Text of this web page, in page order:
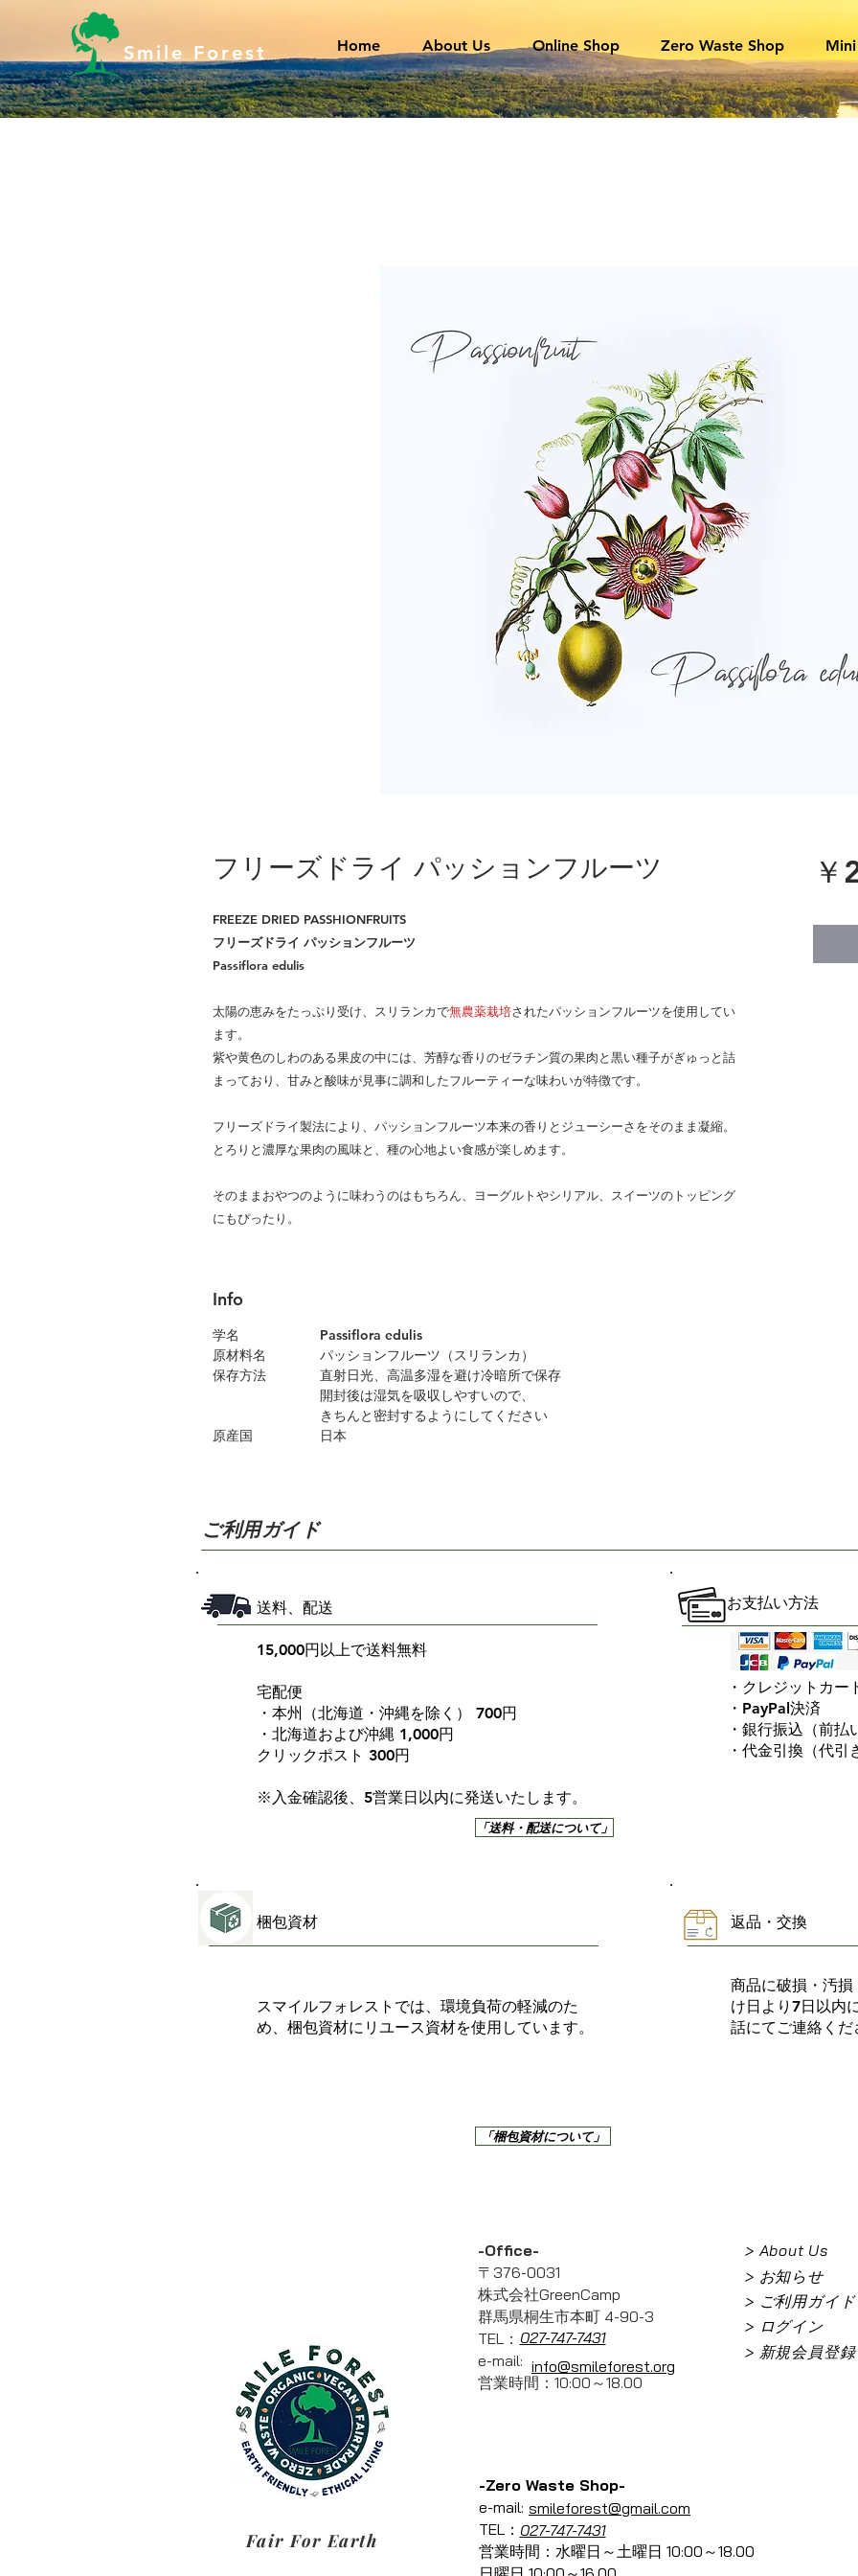
Smile Forest Home About Us Online Shop Zero Waste Shop
フリーズドライ パッションフルーツ
FREEZE DRIED PASSHIONFRUITS
フリーズドライ パッションフルーツ
Passiflora edulis
太陽の恵みをたっぷり受け、スリランカで無農薬栽培されたパッションフルーツを使用してい
ます。
紫や黄色のしわのある果皮の中には、芳醇な香りのゼラチン質の果肉と黒い種子がぎゅっと詰
まっており、甘みと酸味が見事に調和したフルーティーな味わいが特徴です。
フリーズドライ製法により、パッションフルーツ本来の香りとジューシーさをそのまま凝縮。
とろりと濃厚な果肉の風味と、種の心地よい食感が楽しめます。
そのままおやつのように味わうのはもちろん、ヨーグルトやシリアル、スイーツのトッピング
にもぴったり。
Info
学名 Passiflora edulis
原材料名 パッションフルーツ（スリランカ）
保存方法 直射日光、高温多湿を避け冷暗所で保存
開封後は湿気を吸収しやすいので、
きちんと密封するようにしてください
原産国 日本
￥
ご利用ガイド
送料、配送
15,000円以上で送料無料
宅配便
・本州（北海道・沖縄を除く） 700円
・北海道および沖縄 1,000円
クリックポスト 300円
※入金確認後、5営業日以内に発送いたします。
「送料・配送について」
梱包資材
スマイルフォレストでは、環境負荷の軽減のた
め、梱包資材にリユース資材を使用しています。
「梱包資材について」
お支払い方法
・クレジットカー
・PayPal決済
・銀行振込（前払
・代金引換（代引
返品・交換
商品に破損・汚
け日より7日以内
話にてご連絡くだ
Fair For Earth
-Office-
〒376-0031
株式会社GreenCamp
群馬県桐生市本町 4-90-3
TEL：
e-mail:
営業時間：10:00～18.00
027-747-7431
info@smileforest.org
> 新規会員登録
> ログイン
> ご利用ガイド
> お知らせ
> About Us
-Zero Waste Shop-
e-mail:
TEL：
営業時間：水曜日～土曜日 10:00～18.00
027-747-7431
smileforest@gmail.com